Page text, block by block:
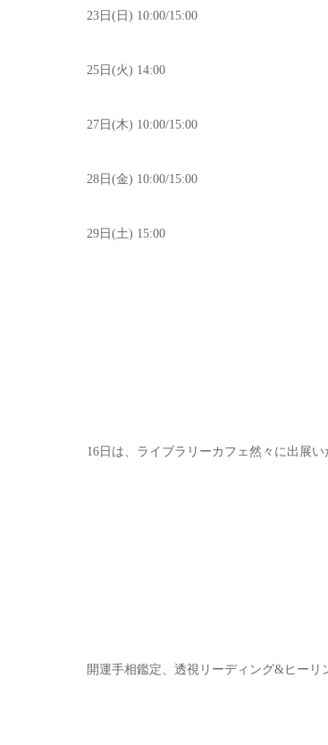
23日(日) 10:00/15:00
25日(火) 14:00
27日(木) 10:00/15:00
28日(金) 10:00/15:00
29日(土) 15:00
16日は、ライブラリーカフェ然々に出展い
開運手相鑑定、透視リーディング&ヒーリ